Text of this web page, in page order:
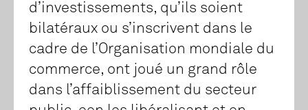
d’investissements, qu’ils soient
bilatéraux ou s’inscrivent dans le
cadre de l’Organisation mondiale du
commerce, ont joué un grand rôle
dans l’affaiblissement du secteur